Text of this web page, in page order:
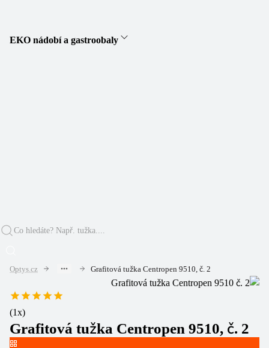
EKO nádobí a gastroobaly
Optys.cz Grafitová tužka Centropen 9510, č. 2
(1x)
Grafitová tužka Centropen 9510, č. 2